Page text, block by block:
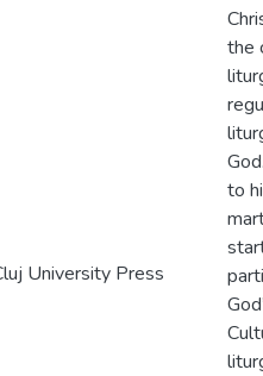
University Press
the
to